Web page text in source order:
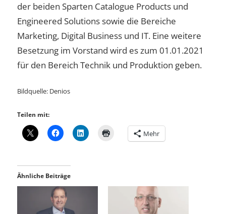
der beiden Sparten Catalogue Products und
Engineered Solutions sowie die Bereiche
Marketing, Digital Business und IT. Eine weitere
Besetzung im Vorstand wird es zum 01.01.2021
für den Bereich Technik und Produktion geben.
Bildquelle: Denios
Teilen mit:
Mehr
Ähnliche Beiträge